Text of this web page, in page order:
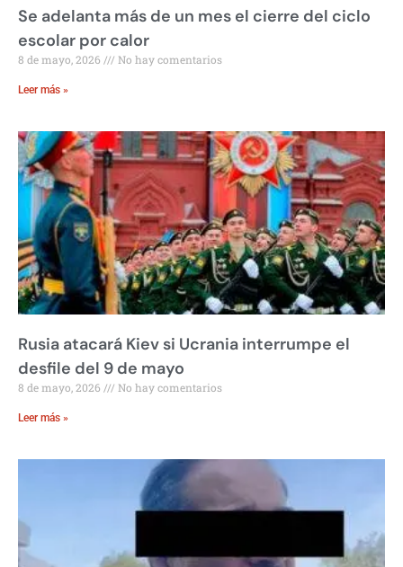
Se adelanta más de un mes el cierre del ciclo
escolar por calor
8 de mayo, 2026 No hay comentarios
Leer más »
Rusia atacará Kiev si Ucrania interrumpe el
desfile del 9 de mayo
8 de mayo, 2026 No hay comentarios
Leer más »